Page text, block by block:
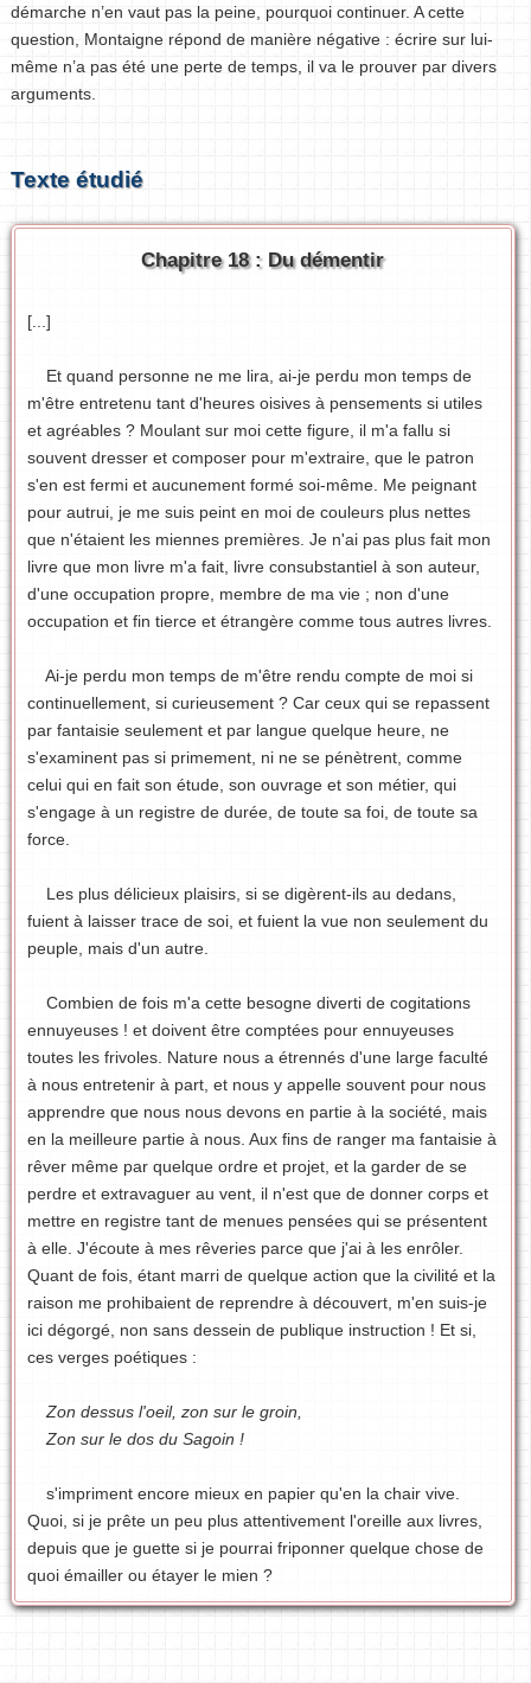
démarche n’en vaut pas la peine, pourquoi continuer. A cette
question, Montaigne répond de manière négative : écrire sur lui-
même n’a pas été une perte de temps, il va le prouver par divers
arguments.
Texte étudié
Chapitre 18 : Du démentir
[...]
Et quand personne ne me lira, ai-je perdu mon temps de
m'être entretenu tant d'heures oisives à pensements si utiles
et agréables ? Moulant sur moi cette figure, il m'a fallu si
souvent dresser et composer pour m'extraire, que le patron
s'en est fermi et aucunement formé soi-même. Me peignant
pour autrui, je me suis peint en moi de couleurs plus nettes
que n'étaient les miennes premières. Je n'ai pas plus fait mon
livre que mon livre m'a fait, livre consubstantiel à son auteur,
d'une occupation propre, membre de ma vie ; non d'une
occupation et fin tierce et étrangère comme tous autres livres.
Ai-je perdu mon temps de m'être rendu compte de moi si
continuellement, si curieusement ? Car ceux qui se repassent
par fantaisie seulement et par langue quelque heure, ne
s'examinent pas si primement, ni ne se pénètrent, comme
celui qui en fait son étude, son ouvrage et son métier, qui
s'engage à un registre de durée, de toute sa foi, de toute sa
force.
Les plus délicieux plaisirs, si se digèrent-ils au dedans,
fuient à laisser trace de soi, et fuient la vue non seulement du
peuple, mais d'un autre.
Combien de fois m'a cette besogne diverti de cogitations
ennuyeuses ! et doivent être comptées pour ennuyeuses
toutes les frivoles. Nature nous a étrennés d'une large faculté
à nous entretenir à part, et nous y appelle souvent pour nous
apprendre que nous nous devons en partie à la société, mais
en la meilleure partie à nous. Aux fins de ranger ma fantaisie à
rêver même par quelque ordre et projet, et la garder de se
perdre et extravaguer au vent, il n'est que de donner corps et
mettre en registre tant de menues pensées qui se présentent
à elle. J'écoute à mes rêveries parce que j'ai à les enrôler.
Quant de fois, étant marri de quelque action que la civilité et la
raison me prohibaient de reprendre à découvert, m'en suis-je
ici dégorgé, non sans dessein de publique instruction ! Et si,
ces verges poétiques :
Zon dessus l'oeil, zon sur le groin,
Zon sur le dos du Sagoin !
s'impriment encore mieux en papier qu'en la chair vive.
Quoi, si je prête un peu plus attentivement l'oreille aux livres,
depuis que je guette si je pourrai friponner quelque chose de
quoi émailler ou étayer le mien ?